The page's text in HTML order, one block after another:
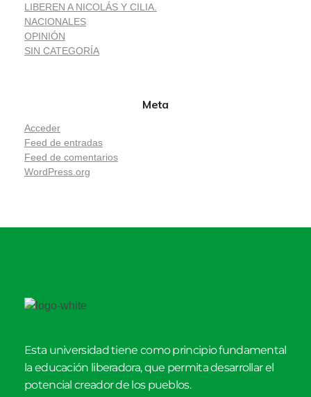
LIBEREN A NICOLÁS Y CILIA.
NACIONALES
OPINIÓN
SIN CATEGORÍA
Meta
Acceder
Feed de entradas
Feed de comentarios
WordPress.org
Esta universidad tiene como principio fundamental
la educación liberadora, que permita desarrollar el
potencial creador de los pueblos.